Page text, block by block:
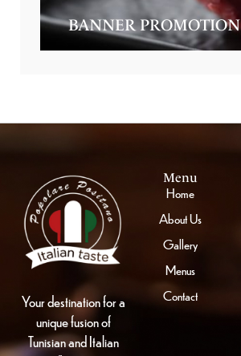
BANNER PROMOTION
Menu
Home
About Us
Gallery
Menus
Contact
Your destination for a
unique fusion of
Tunisian and Italian